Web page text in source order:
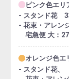
ピンク色エリ
- スタンド花
- 花束・アレン
宅急便 大：
オレンジ色エ
- スタンド花、